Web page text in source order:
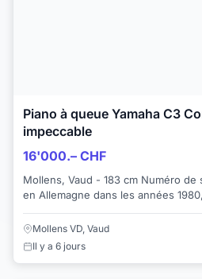
Piano à queue Yamaha C3
impeccable
16'000.– CHF
Mollens, Vaud - 183 cm Numéro de
en Allemagne dans les années
Expertisé et accordé en ma...
Mollens VD, Vaud
Il y a 6 jours